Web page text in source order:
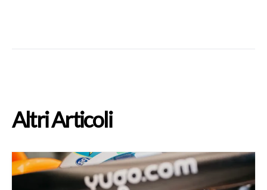
Altri Articoli